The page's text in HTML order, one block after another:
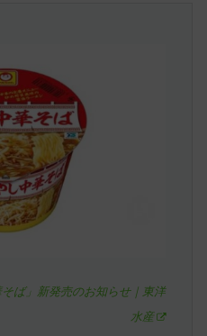
そば」新発売のお知らせ｜東洋
水産